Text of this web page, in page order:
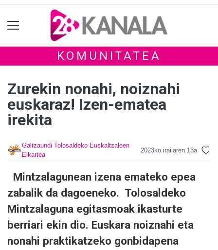
KOMUNITATEA
Zurekin nonahi, noiznahi
euskaraz! Izen-ematea
irekita
Galtzaundi Tolosaldeko Euskaltzaleen
Elkartea
2023ko irailaren 13a
Mintzalagunean izena emateko epea
zabalik da dagoeneko. Tolosaldeko
Mintzalaguna egitasmoak ikasturte
berriari ekin dio. Euskara noiznahi eta
nonahi praktikatzeko gonbidapena